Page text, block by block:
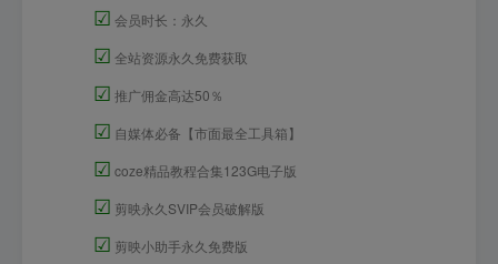
☑ 会员时长：永久
☑ 全站资源永久免费获取
☑ 推广佣金高达50％
☑ 自媒体必备【市面最全工具箱】
☑ coze精品教程合集123G电子版
☑ 剪映永久SVIP会员破解版
☑ 剪映小助手永久免费版